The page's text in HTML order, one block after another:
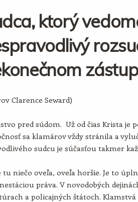
ktorý
Clarence Seward)
pred súdom. Už od čias Krista je
sa klamárov vždy stránila a
sudcu je súčasťou takmer
tu niečo oveľa, oveľa horšie. Je to
práva. V novodobých
a policajných štátoch.